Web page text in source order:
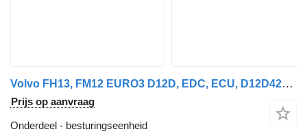
Volvo FH13, FM12 EURO3 D12D, EDC, ECU, D12D420, D12D460, D12D380, engi VOLVO besturingseenheid voor Volvo FH12 trekker
Prijs op aanvraag
Onderdeel - besturingseenheid